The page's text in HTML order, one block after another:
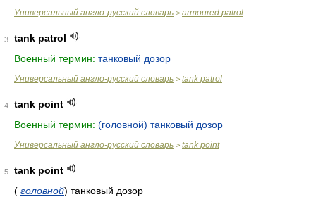
Универсальный англо-русский словарь > armoured patrol
3
tank patrol
Военный термин: танковый дозор
Универсальный англо-русский словарь > tank patrol
4
tank point
Военный термин: (головной) танковый дозор
Универсальный англо-русский словарь > tank point
5
tank point
( головной) танковый дозор